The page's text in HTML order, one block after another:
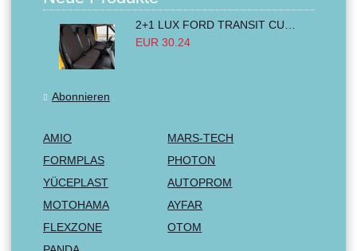
2+1 LUX FORD TRANSIT CUSTOM 2000-2014 MK6 MK7 Sitzbezüge Kleinbus Lieferwagen Van Schwarz Rot Textil
EUR 30.24
Abonnieren
AMIO
MARS-TECH
FORMPLAS
PHOTON
YÜCEPLAST
AUTOPROM
MOTOHAMA
AYFAR
FLEXZONE
OTOM